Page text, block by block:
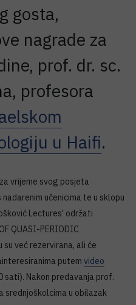
gosta,
nagrade za
prof. dr. sc.
profesora
u Haifi.
vrijeme svog posjeta
učenicima te u sklopu
Lectures' održati
QUASI-PERIODIC
su već rezervirana, ali će
putem video
sati). Nakon predavanja prof.
srednjoškolcima u obilazak